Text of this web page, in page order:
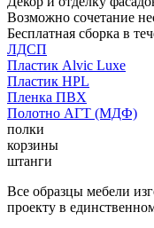
Возможно сочетание
Бесплатная сборка в
ЛДСП
Пластик Alvic Luxe
Пластик HPL
Пленка ПВХ
Полотно АГТ (МДФ)
полки
корзины
штанги
Все образцы мебели
проекту в